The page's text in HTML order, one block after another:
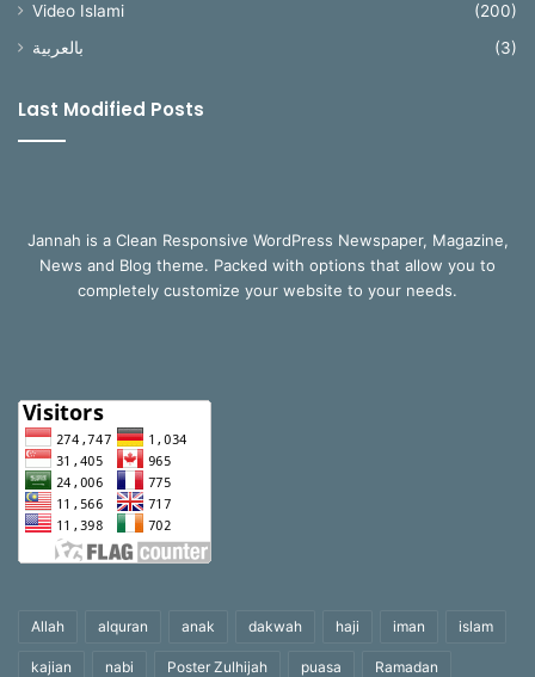
Video Islami
(200)
بالعربية
(3)
Last Modified Posts
Jannah is a Clean Responsive WordPress Newspaper, Magazine,
News and Blog theme. Packed with options that allow you to
completely customize your website to your needs.
Allah alquran anak dakwah haji iman islam
kajian nabi Poster Zulhijah puasa Ramadan